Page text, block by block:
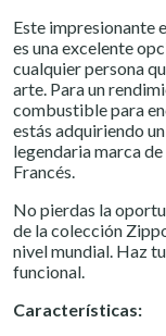
Este impresionante
es una excelente
cualquier persona
arte. Para un
combustible para
estás adquiriendo
legendaria marca
Francés.
No pierdas la
de la colección
nivel mundial. Haz
funcional.
Características: